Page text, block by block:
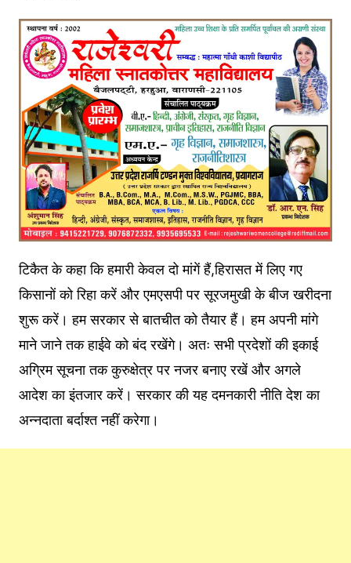
टिकैत के कहा कि हमारी केवल दो मांगें हैं,हिरासत में लिए गए
किसानों को रिहा करें और एमएसपी पर सूरजमुखी के बीज खरीदना
शुरू करें। हम सरकार से बातचीत को तैयार हैं। हम अपनी मांगे
माने जाने तक हाईवे को बंद रखेंगे। अतः सभी प्रदेशों की इकाई
अग्रिम सूचना तक कुरुक्षेत्र पर नजर बनाए रखें और अगले
आदेश का इंतजार करें। सरकार की यह दमनकारी नीति देश का
अन्नदाता बर्दाश्त नहीं करेगा।